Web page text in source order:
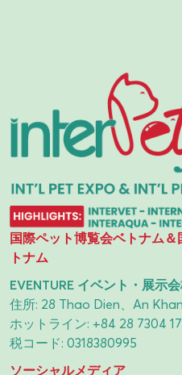
国際ペット博覧会ベトナム
トナム
EVENTURE イベント・展示
住所: 28 Thao Dien、An
ホットライン: +84 28 7304
税コード: 0318380995
ソーシャルメディア